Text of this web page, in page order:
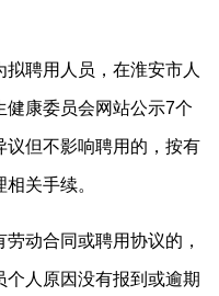
聘用人员，在淮安市人
健康委员会网站公示7个
议但不影响聘用的，按有
关手续。
动合同或聘用协议的，
人原因没有报到或逾期